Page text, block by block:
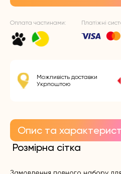
Оплата частинами: Платіжні
Можливість доставки
Укрпоштою
Опис та
Розмірна сітка
Замовлення повного набору